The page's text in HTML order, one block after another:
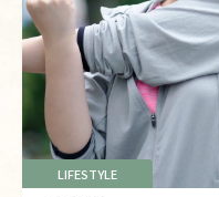
LIFESTYLE